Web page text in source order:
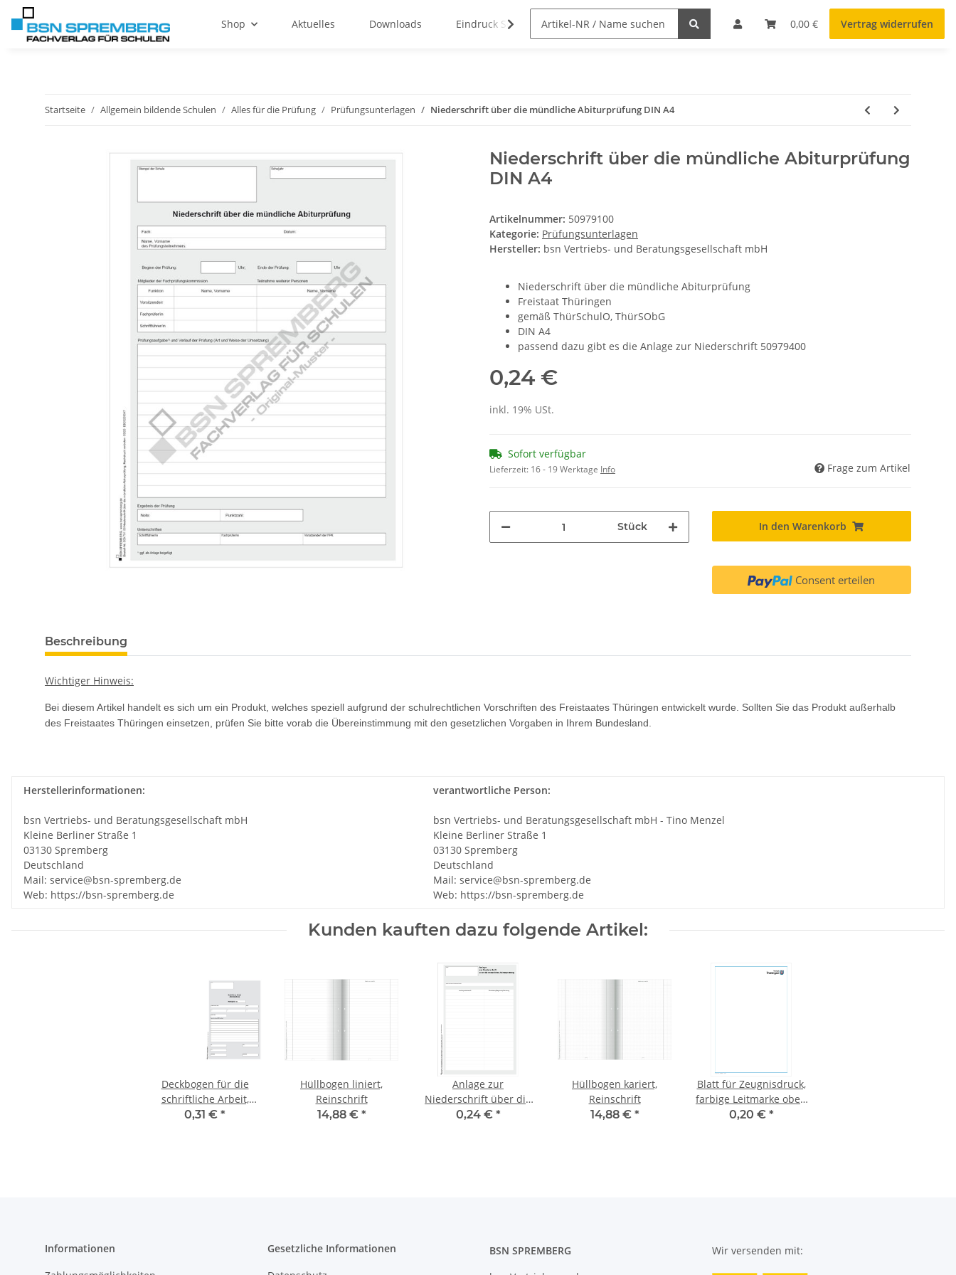
0,00 € Vertrag widerrufen
Shop Aktuelles Downloads Eindruck Service
Startseite Allgemein bildende Schulen Alles für die Prüfung Prüfungsunterlagen Niederschrift über die mündliche Abiturprüfung DIN A4
Niederschrift über die mündliche Abiturprüfung
DIN A4
Artikelnummer: 50979100
Kategorie: Prüfungsunterlagen
Hersteller: bsn Vertriebs- und Beratungsgesellschaft mbH
Niederschrift über die mündliche Abiturprüfung
Freistaat Thüringen
gemäß ThürSchulO, ThürSObG
DIN A4
passend dazu gibt es die Anlage zur Niederschrift 50979400
0,24 €
inkl. 19% USt.
Sofort verfügbar
Lieferzeit: 16 - 19 Werktage Info Frage zum Artikel
Stück In den Warenkorb
Consent erteilen
Beschreibung
Wichtiger Hinweis:
Bei diesem Artikel handelt es sich um ein Produkt, welches speziell aufgrund der schulrechtlichen Vorschriften des Freistaates Thüringen entwickelt wurde. Sollten Sie das Produkt außerhalb
des Freistaates Thüringen einsetzen, prüfen Sie bitte vorab die Übereinstimmung mit den gesetzlichen Vorgaben in Ihrem Bundesland.
Herstellerinformationen:
bsn Vertriebs- und Beratungsgesellschaft mbH
Kleine Berliner Straße 1
03130 Spremberg
Deutschland
Mail: service@bsn-spremberg.de
Web: https://bsn-spremberg.de
verantwortliche Person:
bsn Vertriebs- und Beratungsgesellschaft mbH - Tino Menzel
Kleine Berliner Straße 1
03130 Spremberg
Deutschland
Mail: service@bsn-spremberg.de
Web: https://bsn-spremberg.de
Kunden kauften dazu folgende Artikel:
Deckbogen für die
schriftliche Arbeit,
Abiturprüfung, DIN A3
0,31 € *
Hüllbogen liniert,
Reinschrift
14,88 € *
Anlage zur
Niederschrift über die
mündliche
0,24 € *
Hüllbogen kariert,
Reinschrift
14,88 € *
Blatt für Zeugnisdruck,
farbige Leitmarke oben
rechts, Rahmen auf
0,20 € *
Informationen Gesetzliche Informationen
BSN SPREMBERG
Wir versenden mit: